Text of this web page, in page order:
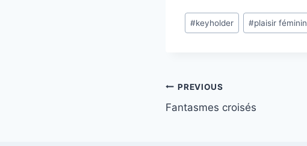
Post
Tags:
#keyholder #plaisir féminin
Post
navigation
PREVIOUS
Fantasmes croisés